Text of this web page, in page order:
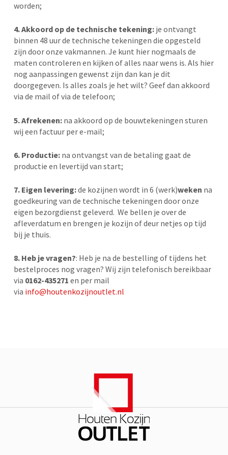
worden;
4. Akkoord op de technische tekening: je ontvangt
binnen 48 uur de technische tekeningen die opgesteld
zijn door onze vakmannen. Je kunt hier nogmaals de
maten controleren en kijken of alles naar wens is. Als hier
nog aanpassingen gewenst zijn dan kan je dit
doorgegeven. Is alles zoals je het wilt? Geef dan akkoord
via de mail of via de telefoon;
5. Afrekenen: na akkoord op de bouwtekeningen sturen
wij een factuur per e-mail;
6. Productie: na ontvangst van de betaling gaat de
productie en levertijd van start;
7. Eigen levering:de kozijnen wordt in 6 (werk)weken na
goedkeuring van de technische tekeningen door onze
eigen bezorgdienst geleverd. We bellen je over de
afleverdatum en brengen je kozijn of deur netjes op tijd
bij je thuis.
8. Heb je vragen?: Heb je na de bestelling of tijdens het
bestelproces nog vragen? Wij zijn telefonisch bereikbaar
via 0162-435271 en per mail
via info@houtenkozijnoutlet.nl